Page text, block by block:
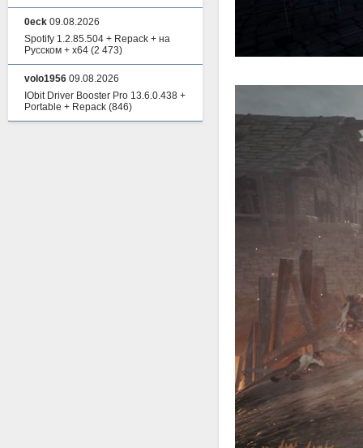
0eck 09.08.2026
Spotify 1.2.85.504 + Repack + на
Русском + x64 (2 473)
volo1956 09.08.2026
IObit Driver Booster Pro 13.6.0.438 +
Portable + Repack (846)